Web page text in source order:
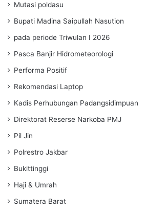
Mutasi poldasu
Bupati Madina Saipullah Nasution
pada periode Triwulan I 2026
Pasca Banjir Hidrometeorologi
Performa Positif
Rekomendasi Laptop
Kadis Perhubungan Padangsidimpuan
Direktorat Reserse Narkoba PMJ
Pil Jin
Polrestro Jakbar
Bukittinggi
Haji & Umrah
Sumatera Barat